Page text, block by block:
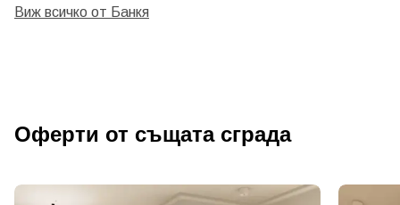
Виж всичко от Банкя
Оферти от същата сграда